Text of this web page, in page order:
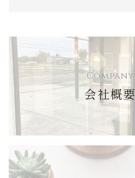
Company
会社概要